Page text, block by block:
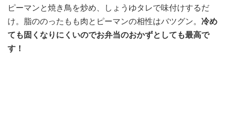
ピーマンと焼き鳥を炒め、しょうゆタレで味付けするだ
け。脂ののったもも肉とピーマンの相性はバツグン。 冷め
ても固くなりにくいのでお弁当のおかずとしても最高で
す！